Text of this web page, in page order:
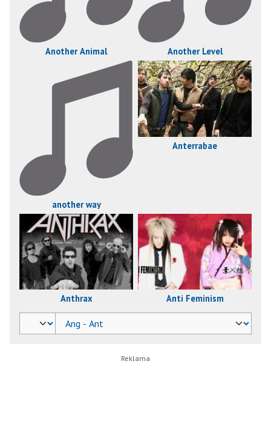
Another Animal Another Level
another way
Anterrabae
Anthrax Anti Feminism